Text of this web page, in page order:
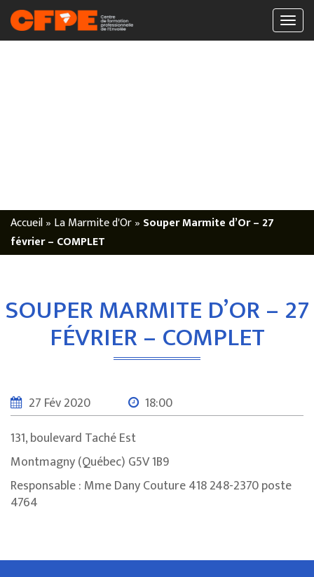
Accueil» La Marmite d'Or» Souper Marmite d’Or – 27
février – COMPLET
SOUPER MARMITE D’OR – 27
FÉVRIER – COMPLET
27 Fév 2020
18:00
131, boulevard Taché Est
Montmagny (Québec) G5V 1B9
Responsable : Mme Dany Couture 418 248-2370 poste
4764